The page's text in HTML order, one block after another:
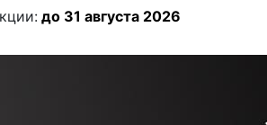
до 31 августа 2026